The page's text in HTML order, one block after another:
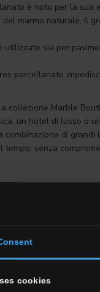
cookies
è noto per la
marmo naturale, il
utilizzato sia per
porcellanato
collezione Marble
un hotel di lusso o
di
tempo, senza